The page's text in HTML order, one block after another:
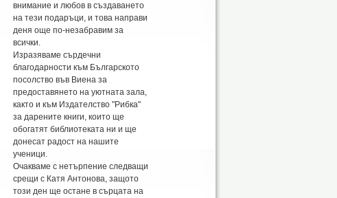
внимание и любов в създаването
на тези подаръци, и това направи
деня още по-незабравим за
всички.
Изразяваме сърдечни
благодарности към Българското
посолство във Виена за
предоставянето на уютната зала,
както и към Издателство "Рибка"
за дарените книги, които ще
обогатят библиотеката ни и ще
донесат радост на нашите
ученици.
Очакваме с нетърпение следващи
срещи с Катя Антонова, защото
този ден ще остане в сърцата на